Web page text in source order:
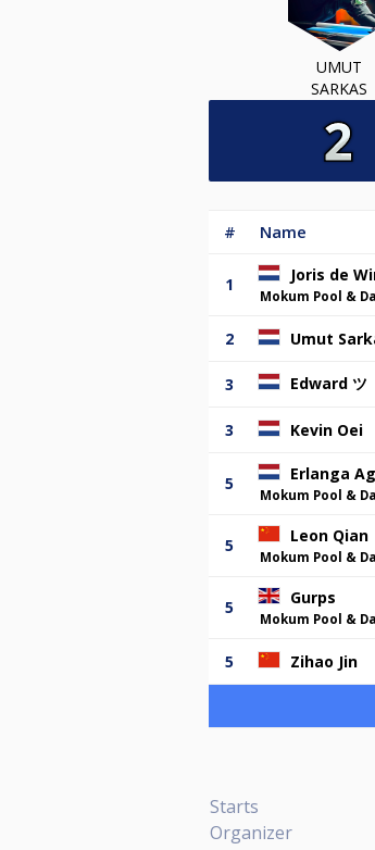
UMUT
SARKAS
# Name
1 Joris de
Mokum Pool &
2 Umut
3 Edward ツ
3 Kevin Oei
5 Erlanga
Mokum Pool &
5 Leon Qian
Mokum Pool &
5 Gurps
Mokum Pool &
5 Zihao Jin
Starts
Organizer